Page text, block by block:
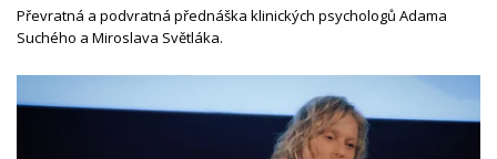
Převratná a podvratná přednáška klinických psychologů Adama
Suchého a Miroslava Světláka.